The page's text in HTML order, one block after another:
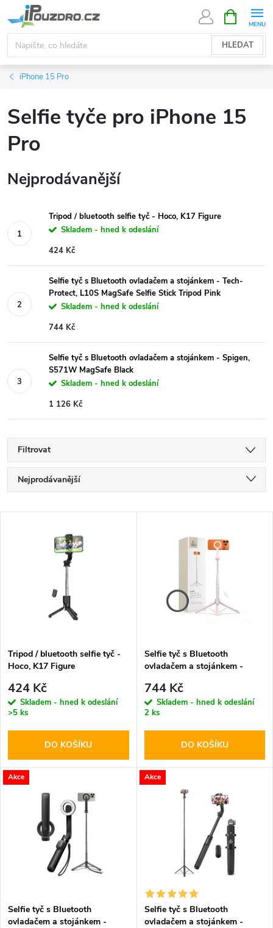
na
obsah
HLEDAT
NÁKUPNÍ
KOŠÍK
iPhone 15 Pro
Selfie tyče pro iPhone 15
Pro
Nejprodávanější
Tripod / bluetooth selfie tyč - Hoco, K17 Figure
Skladem - hned k odeslání
424 Kč
Selfie tyč s Bluetooth ovladačem a stojánkem - Tech-
Protect, L10S MagSafe Selfie Stick Tripod Pink
Skladem - hned k odeslání
744 Kč
Selfie tyč s Bluetooth ovladačem a stojánkem - Spigen,
S571W MagSafe Black
Skladem - hned k odeslání
1 126 Kč
Filtrovat
Ř
a
p
r
o
d
u
Nejprodávanější
Abecedně
s
p
r
o
d
Tripod / bluetooth selfie tyč -
Hoco, K17 Figure
424 Kč
Skladem - hned k odeslání
>5 ks
DO KOŠÍKU
Selfie tyč s Bluetooth
ovladačem a stojánkem -
Selfie Stick Tripod Pink
744 Kč
Skladem - hned k odeslání
2 ks
DO KOŠÍKU
Akce
Selfie tyč s Bluetooth
ovladačem a stojánkem -
Akce
Selfie tyč s Bluetooth
ovladačem a stojánkem -